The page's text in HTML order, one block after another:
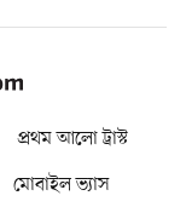
প্রথম আলো ট্রাস্ট
মোবাইল ভ্যাস